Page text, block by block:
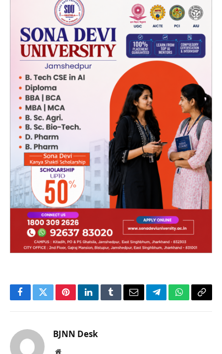
FacebookTwitterPinterestLinkedInTumblrEmailTelegramWhatsApp
Copy
BJNN Desk
Website